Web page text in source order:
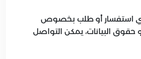
استفسار أو طلب بخصوص
حقوق البيانات، يمكن التواصل